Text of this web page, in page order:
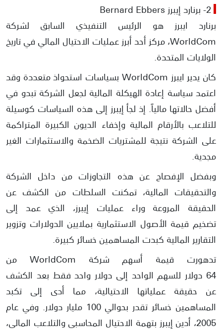
2- برنارد إيبرز Bernard Ebbers
برنارد ايبرز هو الرئيس التنفيذي السابق لشركة
WorldCom، مركز أحد أبرز عمليات الاحتيال المالي في تاريخ
الولايات المتحدة.
كان يدير ايبرز WorldCom بسياسات استحواذ متعددة وقد
اعتمد سياسة إعادة الهيكلة المالية لجعل الشركة تبدو في
أفضل حالاتها مالياً. إذ لجأ إيبرز إلى هذه السياسات كوسيلة
للتلاعب بالأرقام المالية وإخفاء الديون الكبيرة المتراكمة
على الشركة نتيجة للمشتريات الضخمة والاستثمارات الغير
مجدية.
وبفضل الإفصاح عن هذه التجاوزات من داخل الشركة
والتحقيقات المالية، تمكنت السلطات من الكشف عن
الحقيقة المروعة وراء عمليات إيبرز، الذي عمد إلى
تضخيم قيمة الأصول الاستثمارية بملايين الدولارات وتزوير
التقارير المالية كبدت المساهمين خسائر كبيرة.
تدهورت قيمة أسهم شركة WorldCom من
64 دولار للسهم الواحد إلى دولار واحد فقط بعد الكشف
عن حقيقة عملياتها الاحتيالية، مما أدى إلى تكبد
المساهمين خسائر تقدر بحوالي 100 مليار دولار. وفي عام
2005، أدين إيبرز بتهمة الاحتيال المحاسبي والتلاعب المالي،